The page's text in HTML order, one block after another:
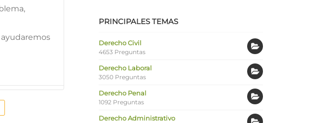
PRINCIPALES TEMAS
Derecho Civil
4653 Preguntas
Derecho Laboral
3050 Preguntas
Derecho Penal
1092 Preguntas
Derecho Administrativo